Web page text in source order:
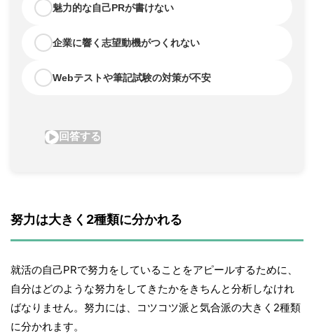
努力は大きく2種類に分かれる
就活の自己PRで努力をしていることをアピールするために、
自分はどのような努力をしてきたかをきちんと分析しなけれ
ばなりません。努力には、コツコツ派と気合派の大きく2種類
に分かれます。